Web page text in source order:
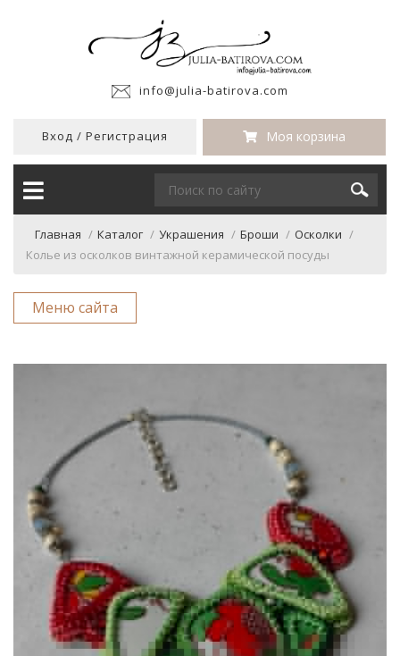
info@julia-batirova.com
Вход / Регистрация Моя корзина
Главная / Каталог / Украшения / Броши / Осколки /
Колье из осколков винтажной керамической посуды
Меню сайта